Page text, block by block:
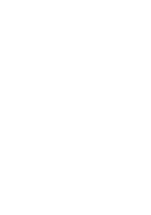
Památník Otokara
Sadech v Českých
Poslední
Pražské třídě v
Socha Civilizovaní
Socha svatého Jana
Sochy brouků u
Socha svatého
nádvoří kláštera